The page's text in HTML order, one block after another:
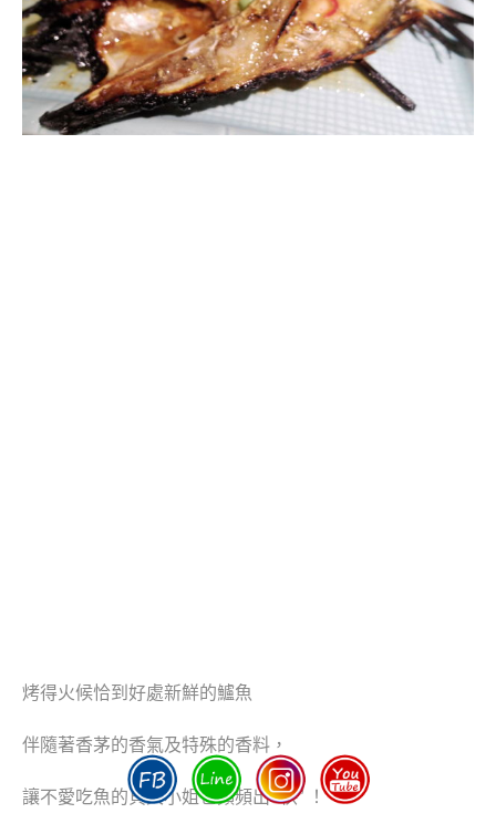
烤得火候恰到好處新鮮的鱸魚
伴隨著香茅的香氣及特殊的香料，
讓不愛吃魚的貝大小姐也頻頻出 “筷” ！